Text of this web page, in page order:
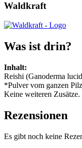
Waldkraft
Was ist drin?
Inhalt:
Reishi (Ganoderma
*Pulver vom ganzen
Keine weiteren Zusätze.
Rezensionen
Es gibt noch keine